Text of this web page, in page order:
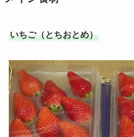
いちご（とちおとめ）